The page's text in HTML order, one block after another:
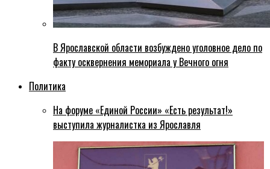
В Ярославской области возбуждено уголовное дело по
факту осквернения мемориала у Вечного огня
Политика
На форуме «Единой России» «Есть результат!»
выступила журналистка из Ярославля